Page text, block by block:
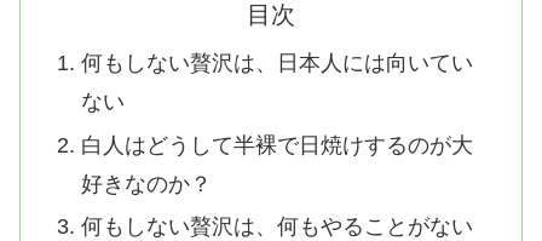
目次
何もしない贅沢は、日本人には向いてい
ない
白人はどうして半裸で日焼けするのが大
好きなのか？
何もしない贅沢は、何もやることがない